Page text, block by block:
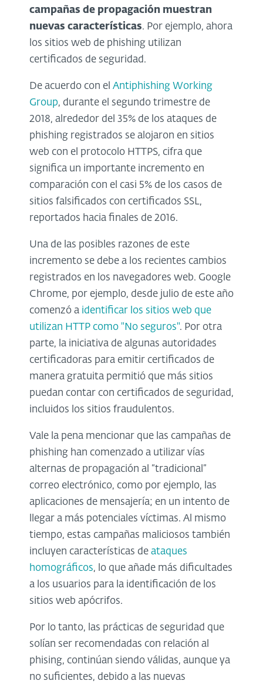
campañas de propagación muestran
nuevas características. Por ejemplo, ahora
los sitios web de phishing utilizan
certificados de seguridad.
De acuerdo con el Antiphishing Working
Group, durante el segundo trimestre de
2018, alrededor del 35% de los ataques de
phishing registrados se alojaron en sitios
web con el protocolo HTTPS, cifra que
significa un importante incremento en
comparación con el casi 5% de los casos de
sitios falsificados con certificados SSL,
reportados hacia finales de 2016.
Una de las posibles razones de este
incremento se debe a los recientes cambios
registrados en los navegadores web. Google
Chrome, por ejemplo, desde julio de este año
comenzó a identificar los sitios web que
utilizan HTTP como "No seguros". Por otra
parte, la iniciativa de algunas autoridades
certificadoras para emitir certificados de
manera gratuita permitió que más sitios
puedan contar con certificados de seguridad,
incluidos los sitios fraudulentos.
Vale la pena mencionar que las campañas de
phishing han comenzado a utilizar vías
alternas de propagación al “tradicional”
correo electrónico, como por ejemplo, las
aplicaciones de mensajería; en un intento de
llegar a más potenciales víctimas. Al mismo
tiempo, estas campañas maliciosos también
incluyen características de ataques
homográficos, lo que añade más dificultades
a los usuarios para la identificación de los
sitios web apócrifos.
Por lo tanto, las prácticas de seguridad que
solían ser recomendadas con relación al
phising, continúan siendo válidas, aunque ya
no suficientes, debido a las nuevas